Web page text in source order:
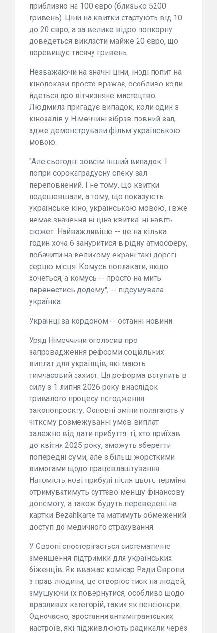
приблизно на 100 євро (близько 5200
гривень). Ціни на квитки стартують від 10
до 20 євро, а за велике відро попкорну
доведеться викласти майже 20 євро, що
перевищує тисячу гривень.
Незважаючи на значні ціни, іноді попит на
кінопокази просто вражає, особливо коли
йдеться про вітчизняне мистецтво.
Людмила пригадує випадок, коли один з
кінозалів у Німеччині зібрав повний зал,
адже демонстрували фільм українською
мовою.
"Але сьогодні зовсім інший випадок. І
попри сорокаградусну спеку зал
переповнений. І не тому, що квитки
подешевшали, а тому, що показують
українське кіно, українською мовою, і вже
немає значення ні ціна квитка, ні навіть
сюжет. Найважливіше -- це на кілька
годин хоча б зануритися в рідну атмосферу,
побачити на великому екрані такі дорогі
серцю місця. Комусь поплакати, якщо
хочеться, а комусь -- просто на мить
перенестись додому", -- підсумувала
українка.
Українці за кордоном -- останні новини
Уряд Німеччини оголосив про
запровадження реформи соціальних
виплат для українців, які мають
тимчасовий захист. Ця реформа вступить в
силу з 1 липня 2026 року внаслідок
тривалого процесу погодження
законопроєкту. Основні зміни полягають у
чіткому розмежуванні умов виплат
залежно від дати прибуття: ті, хто приїхав
до квітня 2025 року, зможуть зберегти
попередні суми, але з більш жорсткими
вимогами щодо працевлаштування.
Натомість нові прибулі після цього терміна
отримуватимуть суттєво меншу фінансову
допомогу, а також будуть переведені на
картки Bezahlkarte та матимуть обмежений
доступ до медичного страхування.
У Європі спостерігається систематичне
зменшення підтримки для українських
біженців. Як вважає комісар Ради Європи
з прав людини, це створює тиск на людей,
змушуючи їх повернутися, особливо щодо
вразливих категорій, таких як пенсіонери.
Одночасно, зростання антимігрантських
настроїв, які підживлюють радикали через